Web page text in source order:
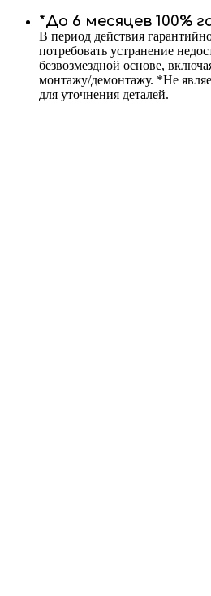
*До 6 месяцев 100%
В период действия
потребовать устранение
безвозмездной основе,
монтажу/демонтажу. *Не
для уточнения деталей.